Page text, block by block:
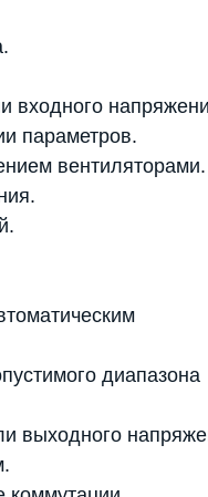
входного
параметров.
вентиляторами.
диапазона
выходного